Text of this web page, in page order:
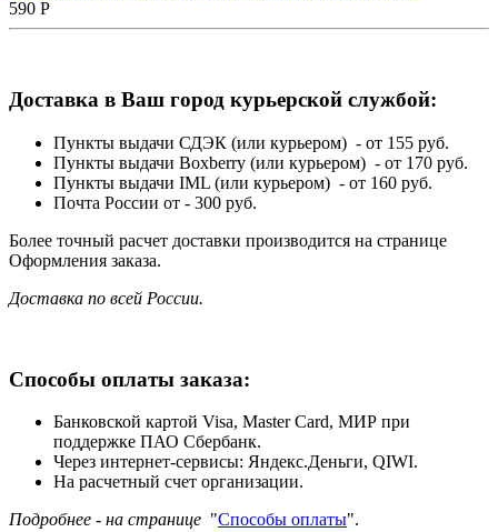
590 Р
Доставка в Ваш город курьерской службой:
Пункты выдачи СДЭК (или курьером) - от 155 руб.
Пункты выдачи Boxberry (или курьером) - от 170 руб.
Пункты выдачи IML (или курьером) - от 160 руб.
Почта России от - 300 руб.
Более точный расчет доставки производится на странице
Оформления заказа.
Доставка по всей России.
Способы оплаты заказа:
Банковской картой Visa, Master Card, МИР при
поддержке ПАО Сбербанк.
Через интернет-сервисы: Яндекс.Деньги, QIWI.
На расчетный счет организации.
Подробнее - на странице "Способы оплаты".